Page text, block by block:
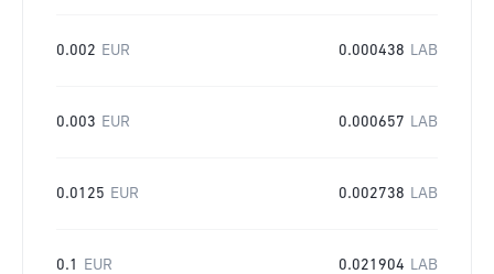
0.002 EUR 0.000438 LAB
0.003 EUR 0.000657 LAB
0.0125 EUR 0.002738 LAB
0.1 EUR 0.021904 LAB